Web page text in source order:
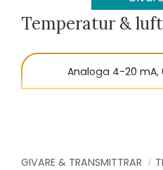
Temperatur &
Analoga 4-20 mA,
GIVARE & TRANSMITTRAR